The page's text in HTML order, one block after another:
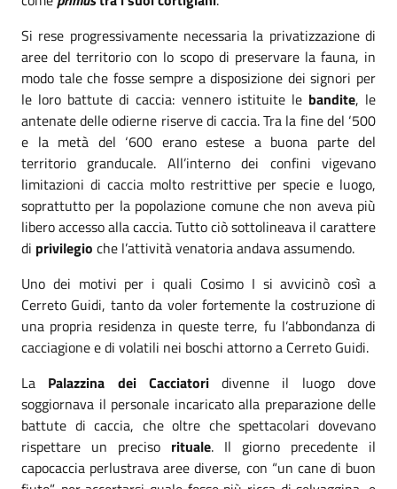
Si rese progressivamente necessaria la privatizzazione di
aree del territorio con lo scopo di preservare la fauna, in
modo tale che fosse sempre a disposizione dei signori per
le loro battute di caccia: vennero istituite le bandite, le
antenate delle odierne riserve di caccia. Tra la fine del ‘500
e la metà del ‘600 erano estese a buona parte del
territorio granducale. All’interno dei confini vigevano
limitazioni di caccia molto restrittive per specie e luogo,
soprattutto per la popolazione comune che non aveva più
libero accesso alla caccia. Tutto ciò sottolineava il carattere
di privilegio che l’attività venatoria andava assumendo.
Uno dei motivi per i quali Cosimo I si avvicinò così a
Cerreto Guidi, tanto da voler fortemente la costruzione di
una propria residenza in queste terre, fu l’abbondanza di
cacciagione e di volatili nei boschi attorno a Cerreto Guidi.
La Palazzina dei Cacciatoridivenne il luogo dove
soggiornava il personale incaricato alla preparazione delle
battute di caccia, che oltre che spettacolari dovevano
rispettare un preciso rituale. Il giorno precedente il
capocaccia perlustrava aree diverse, con “un cane di buon